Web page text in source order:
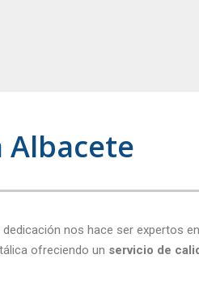
Albacete
nos hace ser expertos
ofreciendo un servicio de